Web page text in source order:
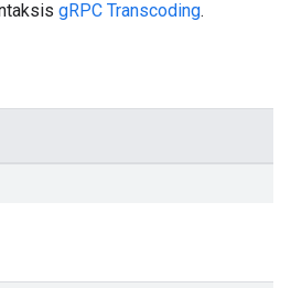
gRPC Transcoding.